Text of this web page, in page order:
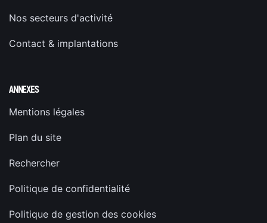
Nos secteurs d'activité
Contact & implantations
ANNEXES
Mentions légales
Plan du site
Rechercher
Politique de confidentialité
Politique de gestion des cookies